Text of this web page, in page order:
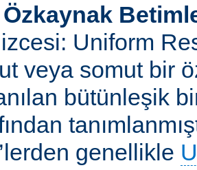
Uniform
veya somut bir
bütünleşik
genellikle